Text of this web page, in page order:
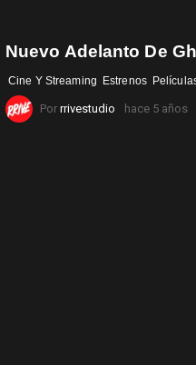
Cine Y Streaming Estrenos
Nuevo Adelanto De
Por rrivestudio hace 5 años